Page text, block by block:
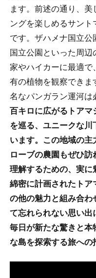
ます。前述の通り、
ングを楽しめるサン
です。ザハメナ国立
国立公園といった周
家やハイカーに最適
有の植物を観察でき
名なパンガラン運河は
百キロに広がるトア
を巡る、ユニークな
います。この地域の
ローブの農園もぜひ
理解するための、実に
綿密に計画されたト
の他の魅力と組み合わ
て忘れられない思い出
毎日が新たな驚きと
な島を探索する旅への